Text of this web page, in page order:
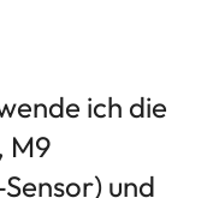
ich die
M9
und